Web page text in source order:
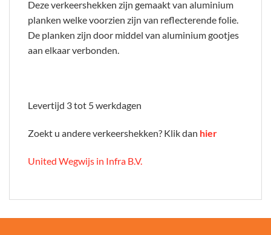
Deze verkeershekken zijn gemaakt van aluminium
planken welke voorzien zijn van reflecterende folie.
De planken zijn door middel van aluminium gootjes
aan elkaar verbonden.
Levertijd 3 tot 5 werkdagen
Zoekt u andere verkeershekken? Klik dan hier
United Wegwijs in Infra B.V.